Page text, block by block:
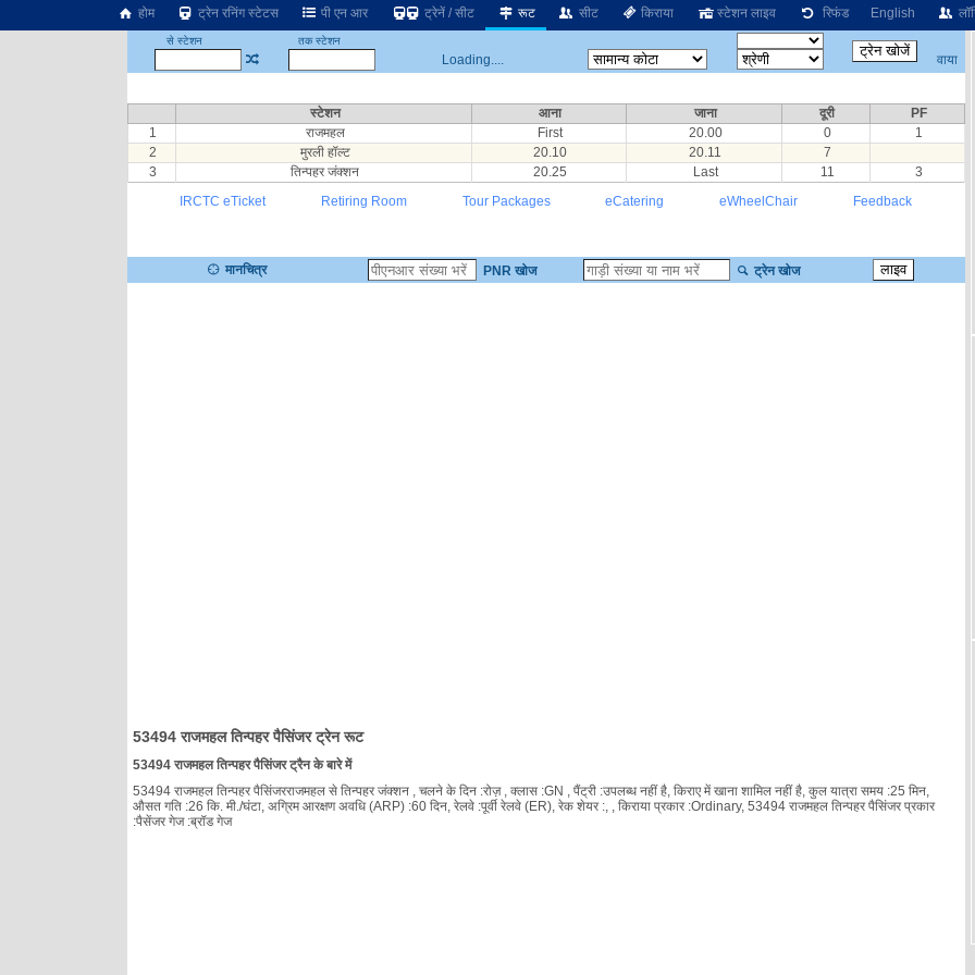
होम ट्रेन रनिंग स्टेटस पी एन आर ट्रेनें / सीट रूट सीट किराया स्टेशन लाइव रिफंड English
से स्टेशन तक स्टेशन
Loading.... वाया
स्टेशन आना जाना दूरी
PF
1
राजमहल First 20.00 0
1
2
मुरली हॉल्ट 20.10 20.11
7
3
तिन्पहर जंक्शन 20.25 Last 11
3
IRCTC eTicket
Retiring Room Tour Packages eCatering eWheelChair Feedback
मानचित्र PNR खोज ट्रेन खोज
53494 राजमहल तिन्पहर पैसिंजर ट्रेन रूट
53494 राजमहल तिन्पहर पैसिंजर ट्रैन के बारे में
53494 राजमहल तिन्पहर पैसिंजरराजमहल से तिन्पहर जंक्शन , चलने के दिन :रोज़ , क्लास :GN , पैंट्री :उपलब्ध नहीं है, किराए में खाना शामिल नहीं है, कुल यात्रा समय :25 मिन,
औसत गति :26 कि. मी./घंटा, अग्रिम आरक्षण अवधि (ARP) :60 दिन, रेलवे :पूर्वी रेलवे (ER), रेक शेयर :, , किराया प्रकार :Ordinary, 53494 राजमहल तिन्पहर पैसिंजर प्रकार
:पैसेंजर गेज :ब्रॉड गेज